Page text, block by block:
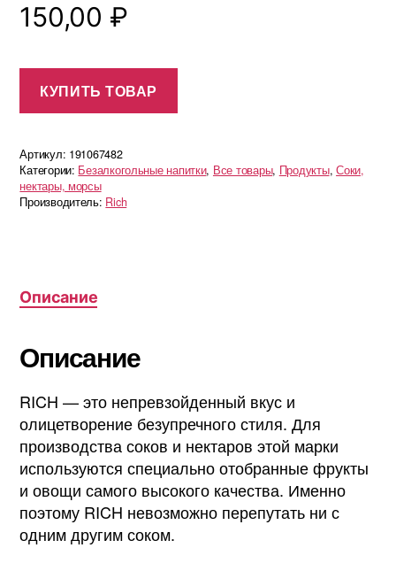
150,00 ₽
КУПИТЬ ТОВАР
Артикул: 191067482
Категории: Безалкогольные напитки, Все товары, Продукты,Соки,
нектары, морсы
Производитель: Rich
Описание
Описание
RICH — это непревзойденный вкус и
олицетворение безупречного стиля. Для
производства соков и нектаров этой марки
используются специально отобранные фрукты
и овощи самого высокого качества. Именно
поэтому RICH невозможно перепутать ни с
одним другим соком.